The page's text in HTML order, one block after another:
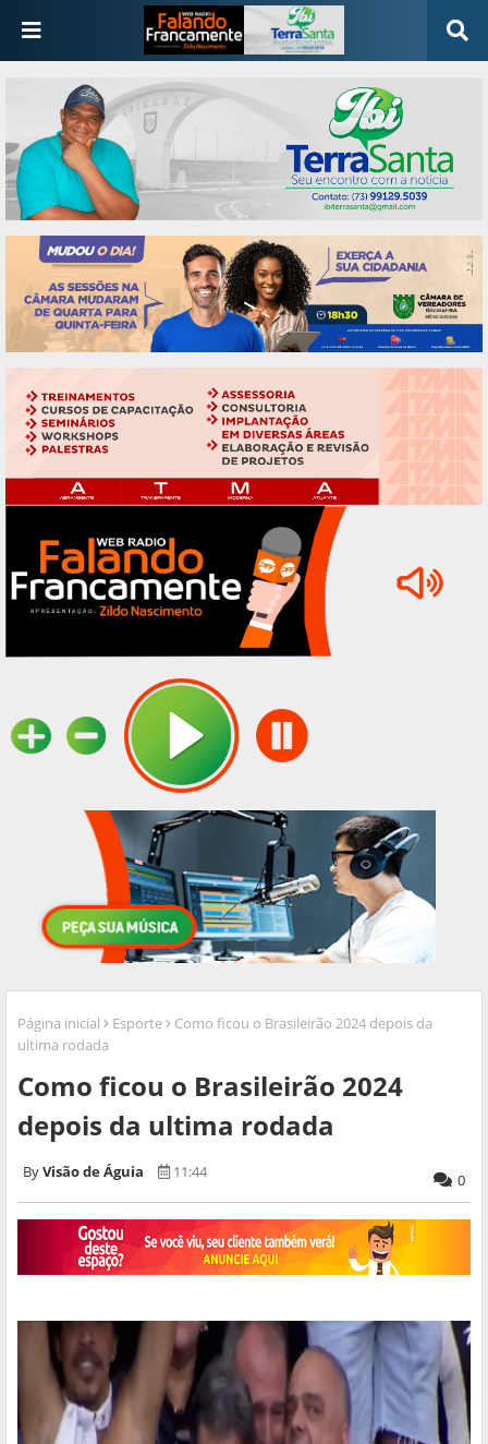
Página inicial Esporte
Como ficou o Brasileirão 2024 depois da
ultima rodada
Como ficou o Brasileirão 2024
depois da ultima rodada
Visão de Águia 11:44 0